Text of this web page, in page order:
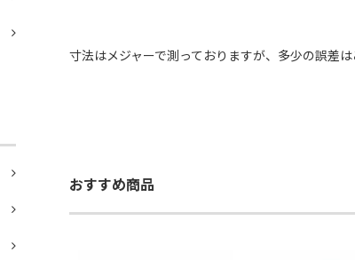
寸法はメジャーで測っておりますが、多少の誤差は
おすすめ商品